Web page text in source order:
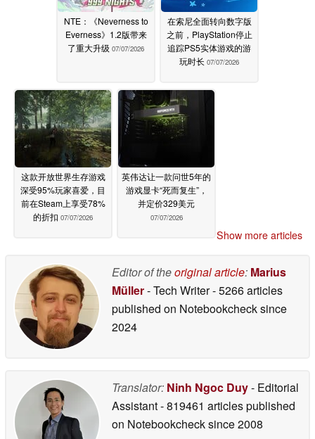
NTE：《Neverness to
Everness》1.2版带来
了重大升级 07/07/2026
在索尼全面转向数字版
之前，PlayStation停止
追踪PS5实体游戏的游
玩时长 07/07/2026
这款开放世界生存游戏
深受95%玩家喜爱，目
前在Steam上享受78%
的折扣 07/07/2026
英伟达让一款问世5年的
游戏显卡“死而复生”，
并定价329美元
07/07/2026
Show more articles
Editor of theoriginal article: Marius
Müller- Tech Writer- 5266 articles
published on Notebookchecksince
2024
Translator: Ninh Ngoc Duy- Editorial
Assistant- 819461 articles published
on Notebookchecksince 2008